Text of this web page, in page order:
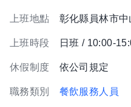
上班地點 彰化縣員林市
上班時段 日班 / 10:00-
休假制度 依公司規定
職務類別 餐飲服務人員